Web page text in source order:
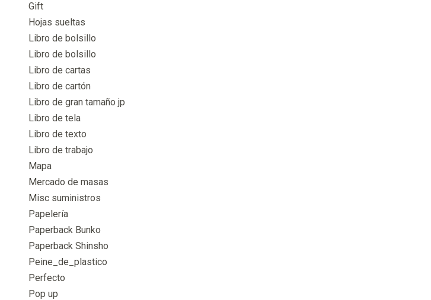
Gift
Hojas sueltas
Libro de bolsillo
Libro de bolsillo
Libro de cartas
Libro de cartón
Libro de gran tamaño jp
Libro de tela
Libro de texto
Libro de trabajo
Mapa
Mercado de masas
Misc suministros
Papelería
Paperback Bunko
Paperback Shinsho
Peine_de_plastico
Perfecto
Pop up